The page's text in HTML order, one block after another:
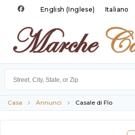
English (Inglese) Italiano
Casa Annunci Casale di Flo